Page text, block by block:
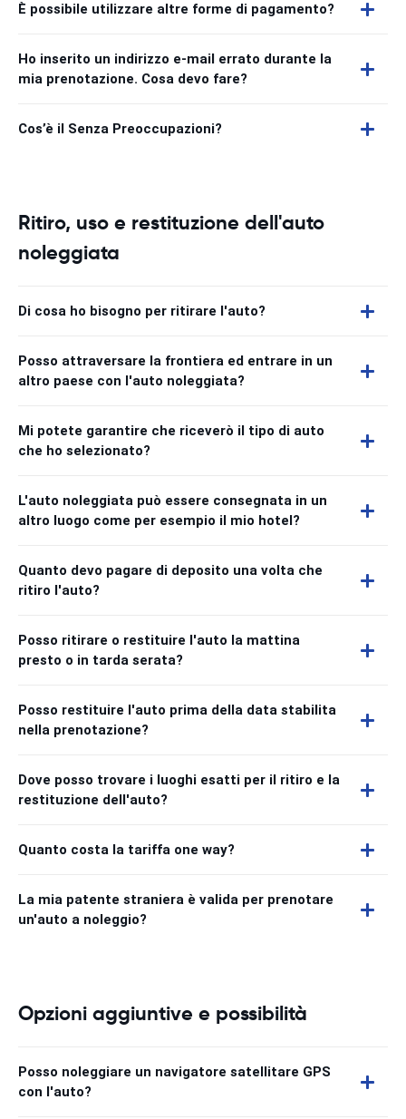
È possibile utilizzare altre forme di pagamento?
Ho inserito un indirizzo e-mail errato durante la
mia prenotazione. Cosa devo fare?
Cos’è il Senza Preoccupazioni?
Ritiro, uso e restituzione dell'auto
noleggiata
Di cosa ho bisogno per ritirare l'auto?
Posso attraversare la frontiera ed entrare in un
altro paese con l'auto noleggiata?
Mi potete garantire che riceverò il tipo di auto
che ho selezionato?
L'auto noleggiata può essere consegnata in un
altro luogo come per esempio il mio hotel?
Quanto devo pagare di deposito una volta che
ritiro l'auto?
Posso ritirare o restituire l'auto la mattina
presto o in tarda serata?
Posso restituire l'auto prima della data stabilita
nella prenotazione?
Dove posso trovare i luoghi esatti per il ritiro e la
restituzione dell'auto?
Quanto costa la tariffa one way?
La mia patente straniera è valida per prenotare
un'auto a noleggio?
Opzioni aggiuntive e possibilità
Posso noleggiare un navigatore satellitare GPS
con l'auto?